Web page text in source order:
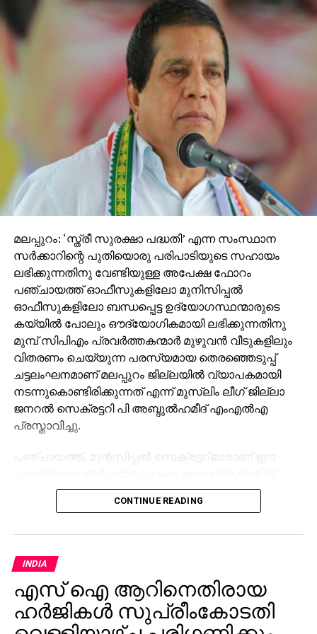
ആവര്‍ത്തിച്ചുള്ള നിയമലംഘനങ്ങള്‍ക്കെതിരെ കര്‍ശന
നടപടി സ്വീകരിക്കും. നിയമലംഘനം
ശ്രദ്ധയില്‍പ്പെട്ടാല്‍ 9747001099 എന്ന ശുഭയാത്ര
നമ്പറിലേക്കു പൊതുജങ്ങള്‍ക്കു റിപ്പോര്‍ട്ട്
ചെയ്യാവുന്നതാണ്.
മലപ്പുറം: ‘സ്ത്രീ സുരക്ഷാ പദ്ധതി’ എന്ന സംസ്ഥാന
സര്‍ക്കാറിന്റെ പുതിയൊരു പരിപാടിയുടെ സഹായം
ലഭിക്കുന്നതിനു വേണ്ടിയുള്ള അപേക്ഷ ഫോറം
പഞ്ചായത്ത് ഓഫീസുകളിലോ മുനിസിപ്പല്‍
ഓഫീസുകളിലോ ബന്ധപ്പെട്ട ഉദ്യോഗസ്ഥന്മാരുടെ
കയ്യില്‍ പോലും ഔദ്യോഗികമായി ലഭിക്കുന്നതിനു
മുമ്പ് സിപിഎം പ്രവര്‍ത്തകന്മാര്‍ മുഴുവന്‍ വീടുകളിലും
വിതരണം ചെയ്യുന്ന പരസ്യമായ തെരഞ്ഞെടുപ്പ്
ചട്ടലംഘനമാണ് മലപ്പുറം ജില്ലയില്‍ വ്യാപകമായി
നടന്നുകൊണ്ടിരിക്കുന്നത് എന്ന് മുസ്‌ലിം ലീഗ് ജില്ലാ
ജനറല്‍ സെക്രട്ടറി പി അബ്ദുല്‍ഹമീദ് എംഎല്‍എ
പ്രസ്താവിച്ചു.
പഞ്ചായത്ത്, മുന്‍സിപ്പല്‍ സെക്രട്ടറിമാരാണ് ഈ
വേണ്ടിയുള്ള അപേക്ഷകള്‍ ക്ഷണിക്കേണ്ടത് എന്ന്
സര്‍ക്കാര്‍ ഉത്തരവില്‍ പറയുന്നുണ്ട്. പക്ഷേ ഒരു
പോലുമില്ലെന്നും അദ്ദേഹം പറഞ്ഞു.
തദ്ദേശസ്വയംഭരണ സ്ഥാപനങ്ങളിലേക്കുള്ള
തെരഞ്ഞെടുപ്പ് നടക്കുന്ന സമയത്ത് മുഴുവന്‍
വീടുകളിലും നോട്ടീസ് വിതരണം ചെയ്യുന്നതുപോലെ
CONTINUE READING
INDIA
എസ് ഐ ആറിനെതിരായ
ഹർജികൾ സുപ്രീംകോടതി